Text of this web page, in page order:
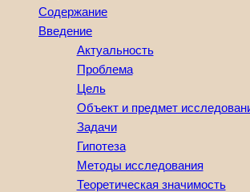
Содержание
Введение
Актуальность
Проблема
Цель
Объект и предмет
Задачи
Гипотеза
Методы исследования
Теоретическая значимость